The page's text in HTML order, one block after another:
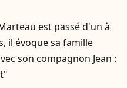
est passé d'un à
il évoque sa famille
son compagnon Jean :